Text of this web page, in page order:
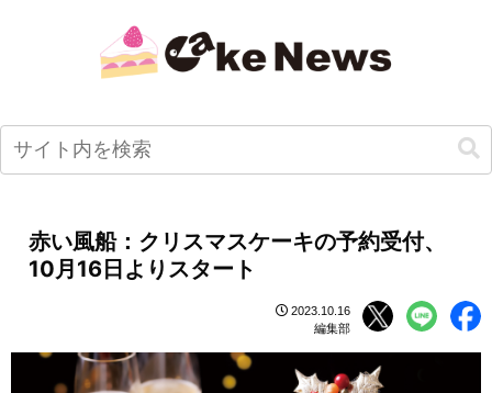
赤い風船：クリスマスケーキの予約受付、
10月16日よりスタート
2023.10.16
編集部